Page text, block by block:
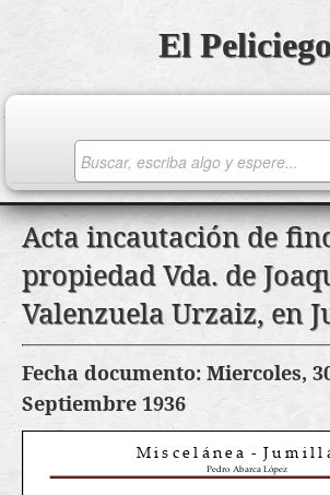
Saltar
contenido
El
Acta incautación de
propiedad Vda. de
Valenzuela Urzaiz, en
Fecha documento: Miercoles,
Septiembre 1936